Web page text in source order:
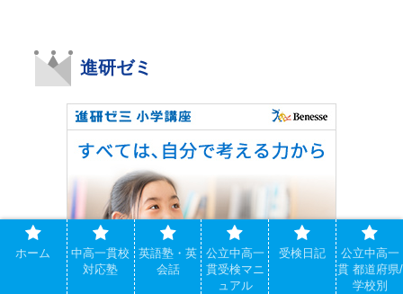
進研ゼミ
ホーム
中高一貫校
対応塾
英語塾・英
会話
公立中高一
貫受検マニ
ュアル
受検日記
公立中高一
貫 都道府県/
学校別